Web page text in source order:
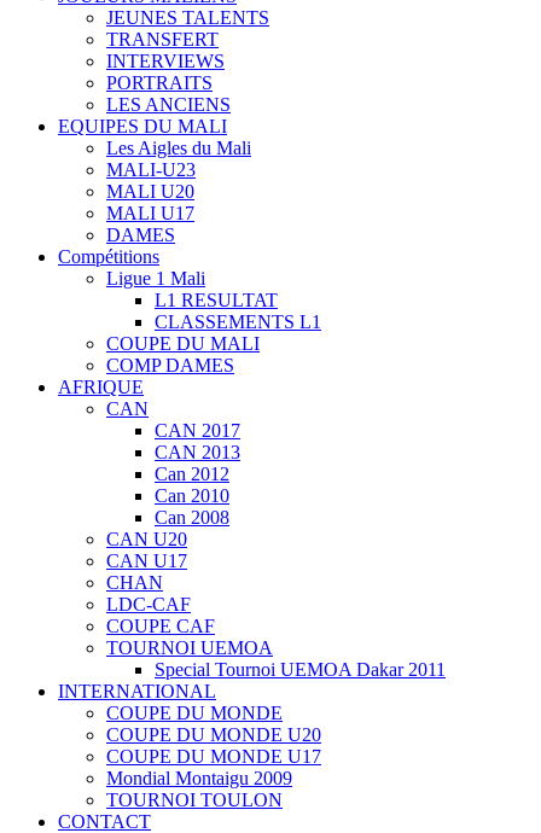
JEUNES TALENTS
TRANSFERT
INTERVIEWS
PORTRAITS
LES ANCIENS
EQUIPES DU MALI
Les Aigles du Mali
MALI-U23
MALI U20
MALI U17
DAMES
Compétitions
Ligue 1 Mali
L1 RESULTAT
CLASSEMENTS L1
COUPE DU MALI
COMP DAMES
AFRIQUE
CAN
CAN 2017
CAN 2013
Can 2012
Can 2010
Can 2008
CAN U20
CAN U17
CHAN
LDC-CAF
COUPE CAF
TOURNOI UEMOA
Special Tournoi UEMOA Dakar 2011
INTERNATIONAL
COUPE DU MONDE
COUPE DU MONDE U20
COUPE DU MONDE U17
Mondial Montaigu 2009
TOURNOI TOULON
CONTACT